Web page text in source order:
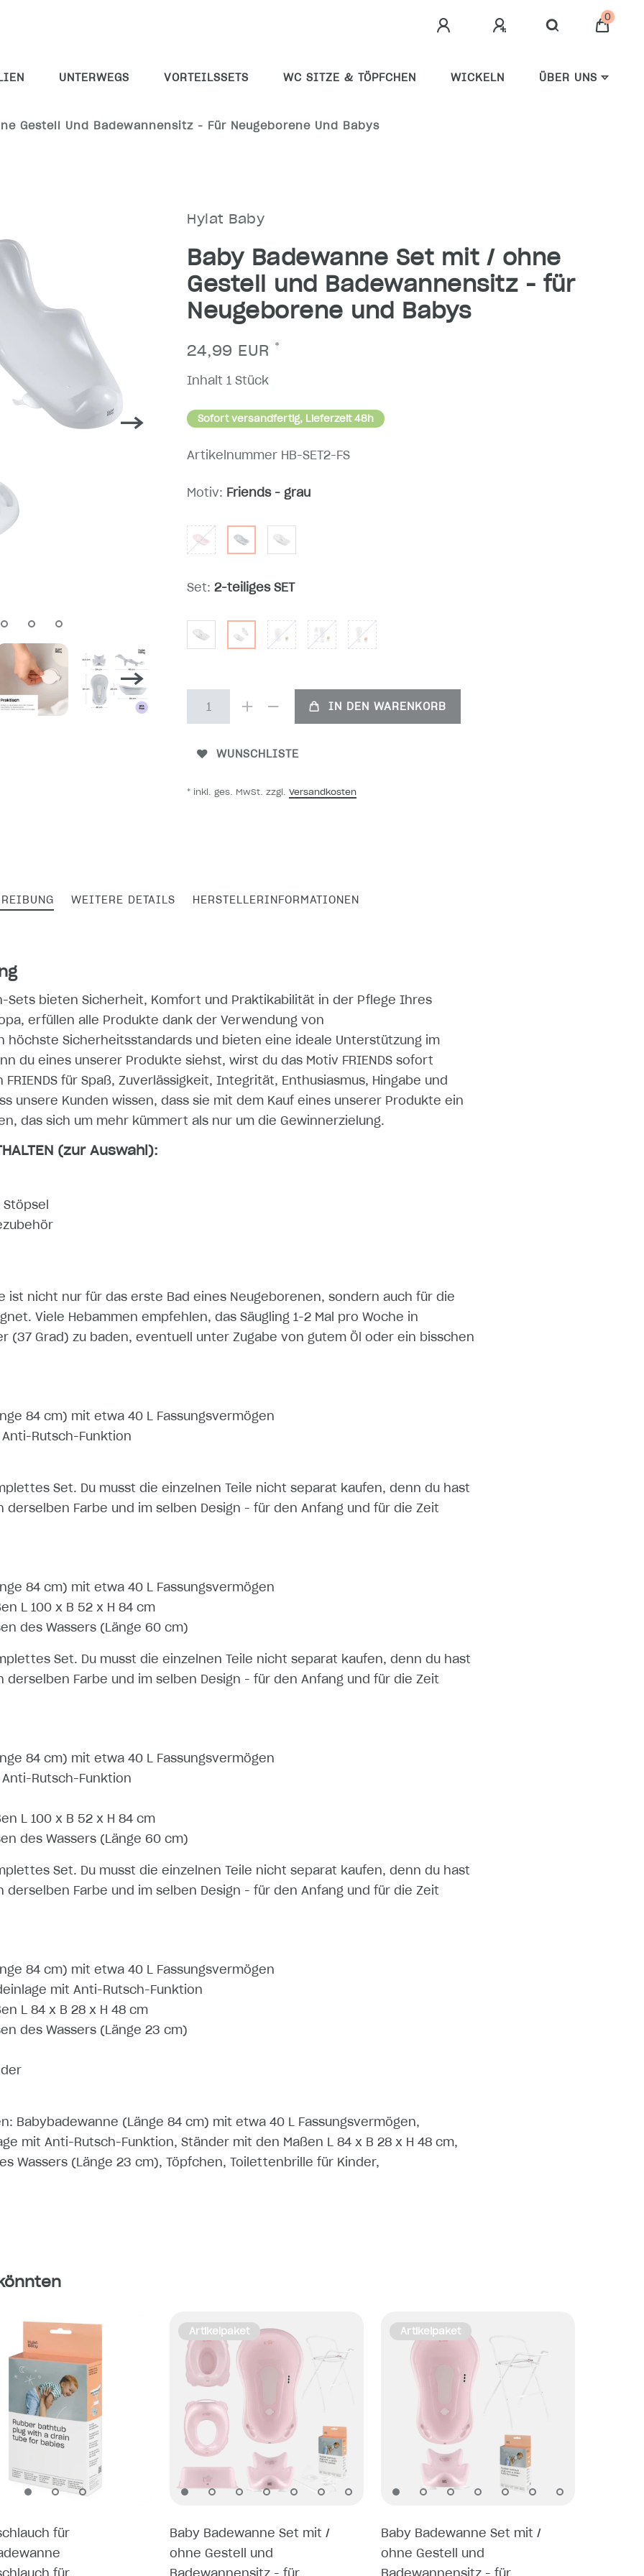
0
UNTERWEGS VORTEILSSETS WC SITZE & TÖPFCHEN WICKELN ÜBER UNS
Gestell Und Badewannensitz - Für Neugeborene Und Babys
Hylat Baby
Baby Badewanne Set mit / ohne
Gestell und Badewannensitz - für
Neugeborene und Babys
24,99 EUR *
Inhalt 1 Stück
Sofort versandfertig, Lieferzeit 48h
Artikelnummer HB-SET2-FS
Motiv: Friends - grau
Set: 2-teiliges SET
IN DEN WARENKORB
WUNSCHLISTE
* inkl. ges. MwSt. zzgl. Versandkosten
WEITERE DETAILS HERSTELLERINFORMATIONEN
Sets bieten Sicherheit, Komfort und Praktikabilität in der Pflege Ihres
erfüllen alle Produkte dank der Verwendung von
höchste Sicherheitsstandards und bieten eine ideale Unterstützung im
du eines unserer Produkte siehst, wirst du das Motiv FRIENDS sofort
für Spaß, Zuverlässigkeit, Integrität, Enthusiasmus, Hingabe und
unsere Kunden wissen, dass sie mit dem Kauf eines unserer Produkte ein
das sich um mehr kümmert als nur um die Gewinnerzielung.
(zur Auswahl):
ist nicht nur für das erste Bad eines Neugeborenen, sondern auch für die
Viele Hebammen empfehlen, das Säugling 1-2 Mal pro Woche in
(37 Grad) zu baden, eventuell unter Zugabe von gutem Öl oder ein bisschen
84 cm) mit etwa 40 L Fassungsvermögen
Rutsch-Funktion
Set. Du musst die einzelnen Teile nicht separat kaufen, denn du hast
derselben Farbe und im selben Design - für den Anfang und für die Zeit
84 cm) mit etwa 40 L Fassungsvermögen
L 100 x B 52 x H 84 cm
des Wassers (Länge 60 cm)
Set. Du musst die einzelnen Teile nicht separat kaufen, denn du hast
derselben Farbe und im selben Design - für den Anfang und für die Zeit
84 cm) mit etwa 40 L Fassungsvermögen
Rutsch-Funktion
L 100 x B 52 x H 84 cm
des Wassers (Länge 60 cm)
Set. Du musst die einzelnen Teile nicht separat kaufen, denn du hast
derselben Farbe und im selben Design - für den Anfang und für die Zeit
84 cm) mit etwa 40 L Fassungsvermögen
mit Anti-Rutsch-Funktion
L 84 x B 28 x H 48 cm
des Wassers (Länge 23 cm)
Babybadewanne (Länge 84 cm) mit etwa 40 L Fassungsvermögen,
mit Anti-Rutsch-Funktion, Ständer mit den Maßen L 84 x B 28 x H 48 cm,
Wassers (Länge 23 cm), Töpfchen, Toilettenbrille für Kinder,
für
für
Artikelpaket
Baby Badewanne Set mit /
ohne Gestell und
Badewannensitz - für
Artikelpaket
Baby Badewanne Set mit /
ohne Gestell und
Badewannensitz - für